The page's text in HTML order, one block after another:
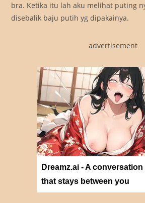
bra. Ketika itu lah aku melihat puting
disebalik baju putih yg dipakainya.
advertisement
Dreamz.ai - A conversation
that stays between you